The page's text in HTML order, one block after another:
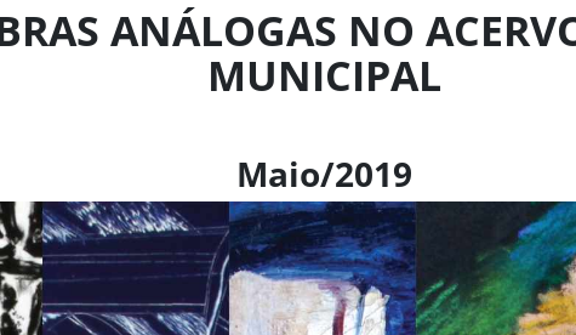
ANÁLOGAS NO
MUNICIPAL
Maio/2019